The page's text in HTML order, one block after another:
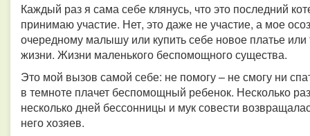
Каждый раз я сама себе клянусь, что это последний
принимаю участие. Нет, это даже не участие, а мое
очередному малышу или купить себе новое платье
жизни. Жизни маленького беспомощного существа.
Это мой вызов самой себе: не помогу – не смогу ни
в темноте плачет беспомощный ребенок. Несколько
несколько дней бессонницы и мук совести
него хозяев.